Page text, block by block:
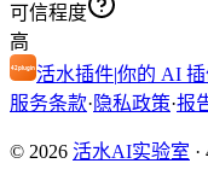
可信程度
高
活水插件|你的 AI
服务条款· 隐私政策·报
© 2026 活水AI实验室 ·